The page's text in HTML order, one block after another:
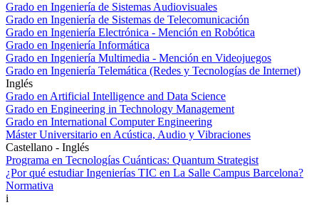
Grado en Ingeniería de Sistemas Audiovisuales
Grado en Ingeniería de Sistemas de Telecomunicación
Grado en Ingeniería Electrónica - Mención en Robótica
Grado en Ingeniería Informática
Grado en Ingeniería Multimedia - Mención en Videojuegos
Grado en Ingeniería Telemática (Redes y Tecnologías de Internet)
Inglés
Grado en Artificial Intelligence and Data Science
Grado en Engineering in Technology Management
Grado en International Computer Engineering
Máster Universitario en Acústica, Audio y Vibraciones
Castellano - Inglés
Programa en Tecnologías Cuánticas: Quantum Strategist
¿Por qué estudiar Ingenierías TIC en La Salle Campus Barcelona?
Normativa
i